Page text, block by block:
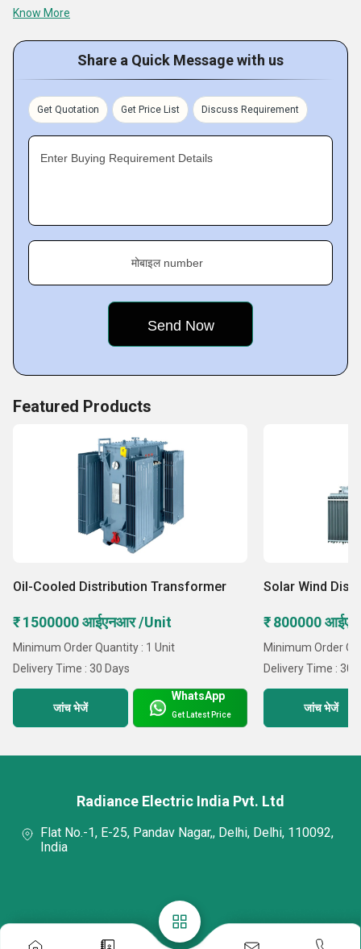
electrical products around the country. Our product
range includes Ring Main Unit, VCB Panel, Compact
Substation, Electric Substation, HT Panel, and more. We
conduct all our business operations out of New Delhi,
India. We offer various services including Oil Filtration
Service, etc.
Know More
Share a Quick Message with us
Get Quotation Get Price List Discuss Requirement
Enter Buying Requirement Details
मोबाइल number
Featured Products
Oil-Cooled Distribution Transformer
₹ 1500000 आईएनआर /Unit
Minimum Order Quantity : 1 Unit
Delivery Time : 30 Days
जांच भेजें
WhatsApp
Get Latest Price
Solar Wind
₹ 800000
Minimum Order
Delivery Time : 30
जांच भेजें
Radiance Electric India Pvt. Ltd
Flat No.-1, E-25, Pandav Nagar,, Delhi, Delhi, 110092,
India